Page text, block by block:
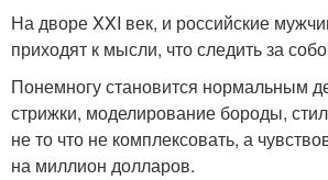
На дворе XXI век, и российские
приходят к мысли, что следить за
Понемногу становится нормальным
стрижки, моделирование бороды,
не то что не комплексовать, а
на миллион долларов.